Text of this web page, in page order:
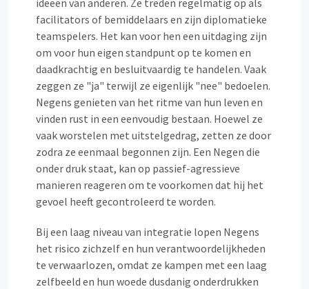
ideeën van anderen. Ze treden regelmatig op als
facilitators of bemiddelaars en zijn diplomatieke
teamspelers. Het kan voor hen een uitdaging zijn
om voor hun eigen standpunt op te komen en
daadkrachtig en besluitvaardig te handelen. Vaak
zeggen ze "ja" terwijl ze eigenlijk "nee" bedoelen.
Negens genieten van het ritme van hun leven en
vinden rust in een eenvoudig bestaan. Hoewel ze
vaak worstelen met uitstelgedrag, zetten ze door
zodra ze eenmaal begonnen zijn. Een Negen die
onder druk staat, kan op passief-agressieve
manieren reageren om te voorkomen dat hij het
gevoel heeft gecontroleerd te worden.
Bij een laag niveau van integratie lopen Negens
het risico zichzelf en hun verantwoordelijkheden
te verwaarlozen, omdat ze kampen met een laag
zelfbeeld en hun woede dusdanig onderdrukken